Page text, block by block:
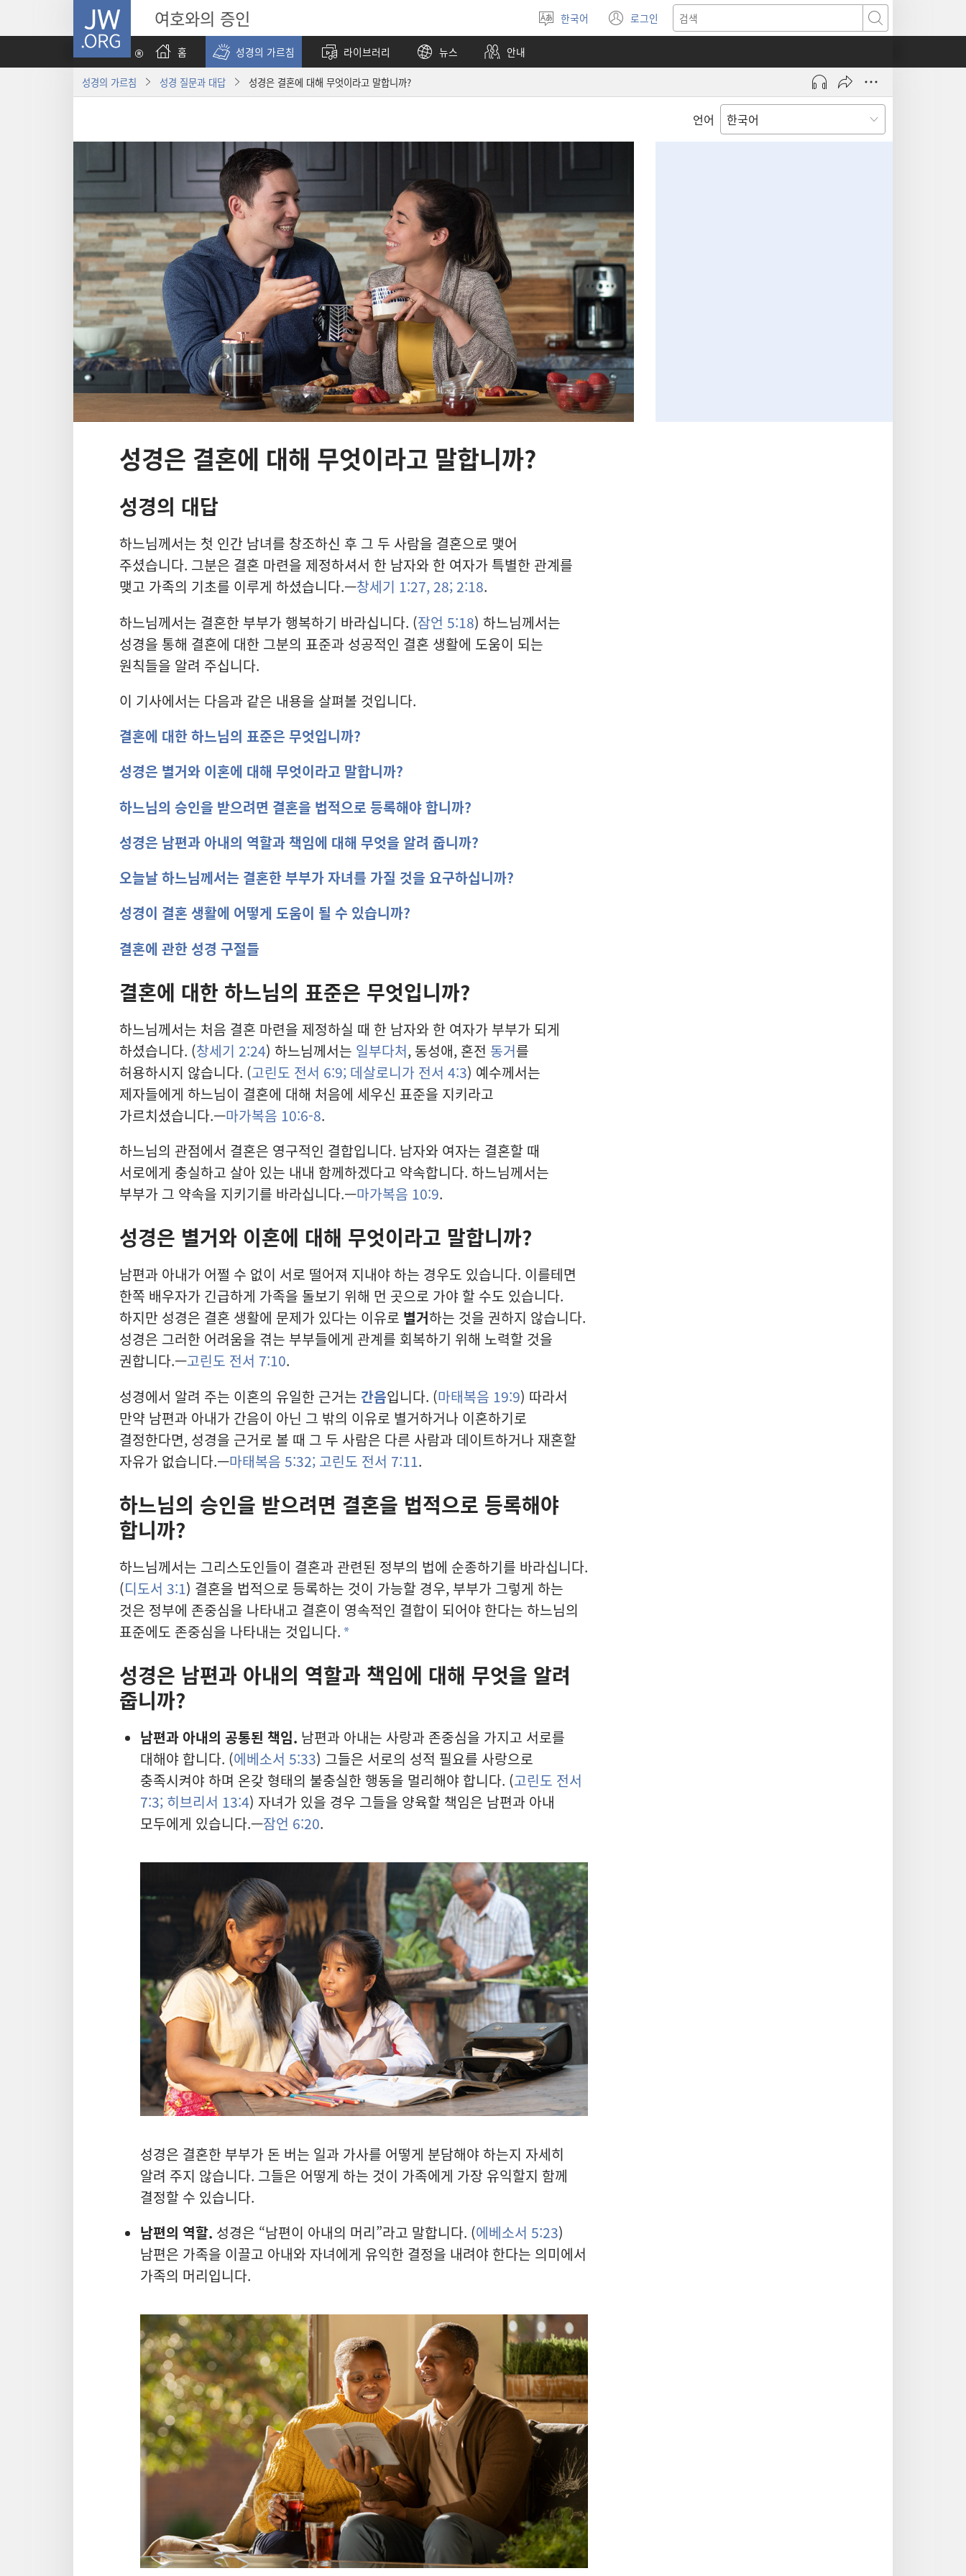
JW.ORG 여호와의 증인
언어
선택
한국어 로그인
(새로운
창
검색
홈
성경의 가르침 라이브러리 뉴스 안내
성경의 가르침 성경 질문과 대답 성경은 결혼에 대해 무엇이라고 말합니까?
언어
성경은 결혼에 대해 무엇이라고 말합니까?
성경의 대답
하느님께서는 첫 인간 남녀를 창조하신 후 그 두 사람을 결혼으로 맺어
주셨습니다. 그분은 결혼 마련을 제정하셔서 한 남자와 한 여자가 특별한 관계를
맺고 가족의 기초를 이루게 하셨습니다.—창세기 1:27, 28;2:18.
하느님께서는 결혼한 부부가 행복하기 바라십니다. (잠언 5:18) 하느님께서는
성경을 통해 결혼에 대한 그분의 표준과 성공적인 결혼 생활에 도움이 되는
원칙들을 알려 주십니다.
이 기사에서는 다음과 같은 내용을 살펴볼 것입니다.
결혼에 대한 하느님의 표준은 무엇입니까?
성경은 별거와 이혼에 대해 무엇이라고 말합니까?
하느님의 승인을 받으려면 결혼을 법적으로 등록해야 합니까?
성경은 남편과 아내의 역할과 책임에 대해 무엇을 알려 줍니까?
오늘날 하느님께서는 결혼한 부부가 자녀를 가질 것을 요구하십니까?
성경이 결혼 생활에 어떻게 도움이 될 수 있습니까?
결혼에 관한 성경 구절들
결혼에 대한 하느님의 표준은 무엇입니까?
하느님께서는 처음 결혼 마련을 제정하실 때 한 남자와 한 여자가 부부가 되게
하셨습니다. (창세기 2:24) 하느님께서는 일부다처, 동성애, 혼전 동거를
허용하시지 않습니다. (고린도 전서 6:9; 데살로니가 전서 4:3) 예수께서는
제자들에게 하느님이 결혼에 대해 처음에 세우신 표준을 지키라고
가르치셨습니다.—마가복음 10:6-8.
하느님의 관점에서 결혼은 영구적인 결합입니다. 남자와 여자는 결혼할 때
서로에게 충실하고 살아 있는 내내 함께하겠다고 약속합니다. 하느님께서는
부부가 그 약속을 지키기를 바라십니다.—마가복음 10:9.
성경은 별거와 이혼에 대해 무엇이라고 말합니까?
남편과 아내가 어쩔 수 없이 서로 떨어져 지내야 하는 경우도 있습니다. 이를테면
한쪽 배우자가 긴급하게 가족을 돌보기 위해 먼 곳으로 가야 할 수도 있습니다.
하지만 성경은 결혼 생활에 문제가 있다는 이유로 별거하는 것을 권하지 않습니다.
성경은 그러한 어려움을 겪는 부부들에게 관계를 회복하기 위해 노력할 것을
권합니다.—고린도 전서 7:10.
성경에서 알려 주는 이혼의 유일한 근거는 간음입니다. (마태복음 19:9) 따라서
만약 남편과 아내가 간음이 아닌 그 밖의 이유로 별거하거나 이혼하기로
결정한다면, 성경을 근거로 볼 때 그 두 사람은 다른 사람과 데이트하거나 재혼할
자유가 없습니다.—마태복음 5:32; 고린도 전서 7:11.
하느님의 승인을 받으려면 결혼을 법적으로 등록해야
합니까?
하느님께서는 그리스도인들이 결혼과 관련된 정부의 법에 순종하기를 바라십니다.
(디도서 3:1) 결혼을 법적으로 등록하는 것이 가능할 경우, 부부가 그렇게 하는
것은 정부에 존중심을 나타내고 결혼이 영속적인 결합이 되어야 한다는 하느님의
표준에도 존중심을 나타내는 것입니다. a
성경은 남편과 아내의 역할과 책임에 대해 무엇을 알려
줍니까?
남편과 아내의 공통된 책임. 남편과 아내는 사랑과 존중심을 가지고 서로를
대해야 합니다. (에베소서 5:33) 그들은 서로의 성적 필요를 사랑으로
충족시켜야 하며 온갖 형태의 불충실한 행동을 멀리해야 합니다. (고린도 전서
7:3;히브리서 13:4) 자녀가 있을 경우 그들을 양육할 책임은 남편과 아내
모두에게 있습니다.—잠언 6:20.
성경은 결혼한 부부가 돈 버는 일과 가사를 어떻게 분담해야 하는지 자세히
알려 주지 않습니다. 그들은 어떻게 하는 것이 가족에게 가장 유익할지 함께
결정할 수 있습니다.
남편의 역할. 성경은 “남편이 아내의 머리”라고 말합니다. (에베소서 5:23)
남편은 가족을 이끌고 아내와 자녀에게 유익한 결정을 내려야 한다는 의미에서
가족의 머리입니다.